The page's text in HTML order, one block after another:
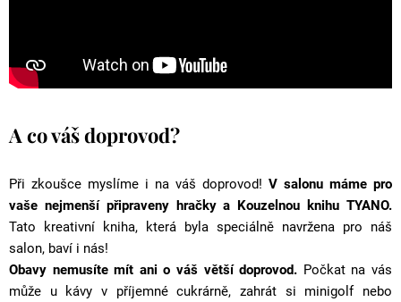
A co váš doprovod?
Při zkoušce myslíme i na váš doprovod! V salonu máme pro
vaše nejmenší připraveny hračky a Kouzelnou knihu TYANO.
Tato kreativní kniha, která byla speciálně navržena pro náš
salon, baví i nás!
Obavy nemusíte mít ani o váš větší doprovod. Počkat na vás
může u kávy v příjemné cukrárně, zahrát si minigolf nebo